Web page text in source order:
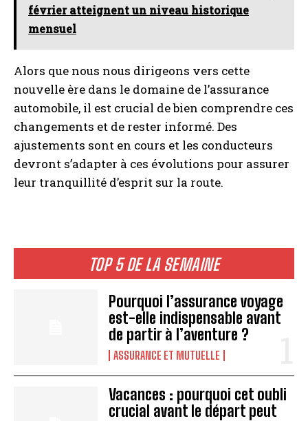
TOP 5 DE LA SEMAINE
Pourquoi l’assurance voyage
est-elle indispensable avant
de partir à l’aventure ?
ASSURANCE ET MUTUELLE
Vacances : pourquoi cet oubli
crucial avant le départ peut
février atteignent un niveau historique
mensuel
Alors que nous nous dirigeons vers cette
nouvelle ère dans le domaine de l’assurance
automobile, il est crucial de bien comprendre ces
changements et de rester informé. Des
ajustements sont en cours et les conducteurs
devront s’adapter à ces évolutions pour assurer
leur tranquillité d’esprit sur la route.